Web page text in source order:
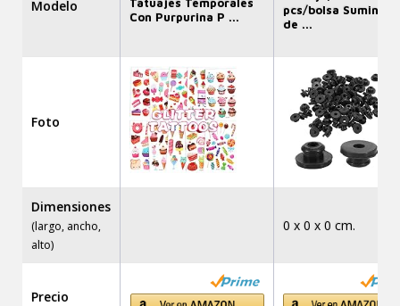
Modelo
Con Purpurina P ...
pcs/bolsa
de ...
Foto
Dimensiones
(largo, ancho,
alto)
0 x 0 x 0 cm.
Precio